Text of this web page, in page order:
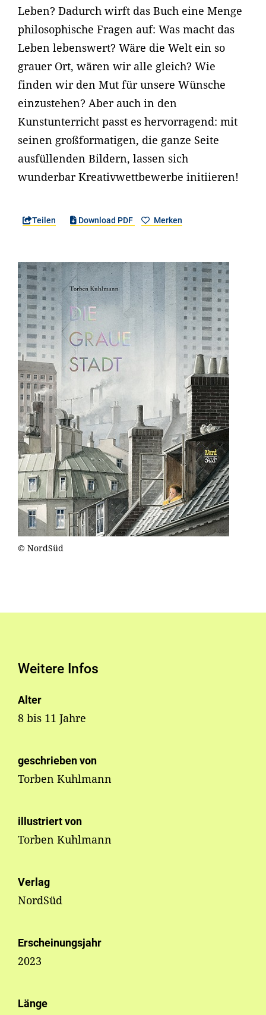
Leben? Dadurch wirft das Buch eine Menge
philosophische Fragen auf: Was macht das
Leben lebenswert? Wäre die Welt ein so
grauer Ort, wären wir alle gleich? Wie
finden wir den Mut für unsere Wünsche
einzustehen? Aber auch in den
Kunstunterricht passt es hervorragend: mit
seinen großformatigen, die ganze Seite
ausfüllenden Bildern, lassen sich
wunderbar Kreativwettbewerbe initiieren!
Teilen Download PDF Merken
© NordSüd
Weitere Infos
Alter
8 bis 11 Jahre
geschrieben von
Torben Kuhlmann
illustriert von
Torben Kuhlmann
Verlag
NordSüd
Erscheinungsjahr
2023
Länge